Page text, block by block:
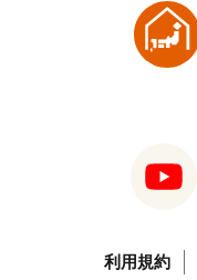
利用規約